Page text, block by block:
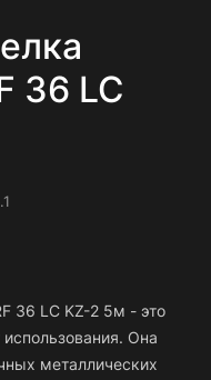
36 LC
36 LC KZ-2 5м - это
Она
металлических